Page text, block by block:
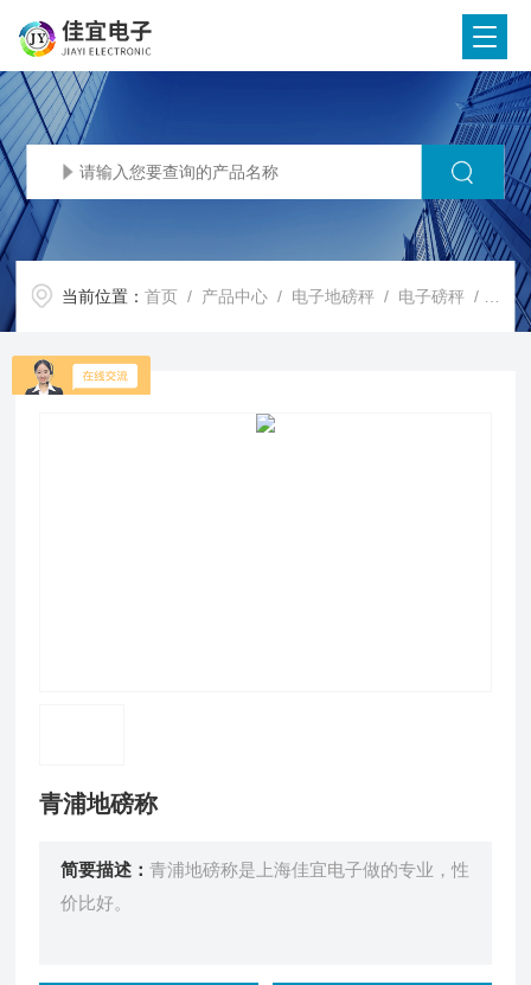
当前位置：首页 / 产品中心 / 电子地磅秤 / 电子磅秤 / 青浦地磅称
青浦地磅称
简要描述：青浦地磅称是上海佳宜电子做的专业，性
价比好。